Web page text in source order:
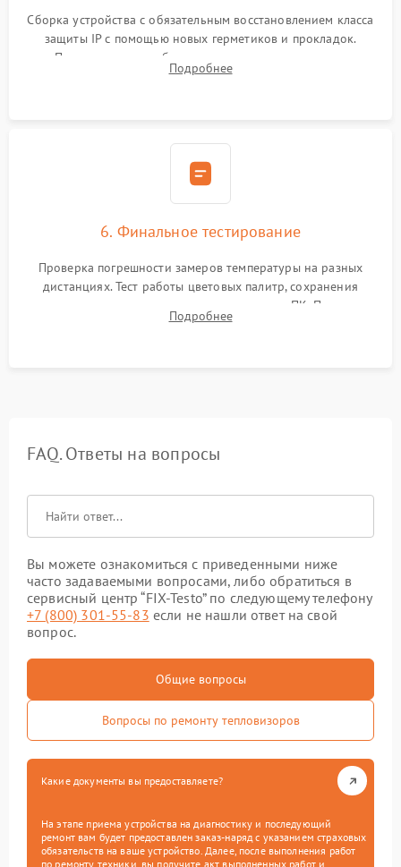
Сборка устройства с обязательным восстановлением класса
защиты IP с помощью новых герметиков и прокладок.
Программная калибровка матрицы по эталонному
абсолютно черному телу для точного измерения температур.
Подробнее
6. Финальное тестирование
Проверка погрешности замеров температуры на разных
дистанциях. Тест работы цветовых палитр, сохранения
термограмм в память и передачи данных на ПК. Проверка
автономности работы и итоговый контроль качества.
Подробнее
FAQ. Ответы на вопросы
Вы можете ознакомиться с приведенными ниже
часто задаваемыми вопросами, либо обратиться в
сервисный центр “FIX-Testo” по следующему телефону
+7 (800) 301-55-83 если не нашли ответ на свой
вопрос.
Общие вопросы
Вопросы по ремонту тепловизоров
Какие документы вы предоставляете?
На этапе приема устройства на диагностику и последующий
ремонт вам будет предоставлен заказ-наряд с указанием страховых
обязательств на ваше устройство. Далее, после выполнения работ
по ремонту техники, вы получите акт выполненных работ и